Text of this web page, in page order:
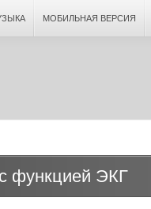
МОБИЛЬНАЯ ВЕРСИЯ
функцией ЭКГ